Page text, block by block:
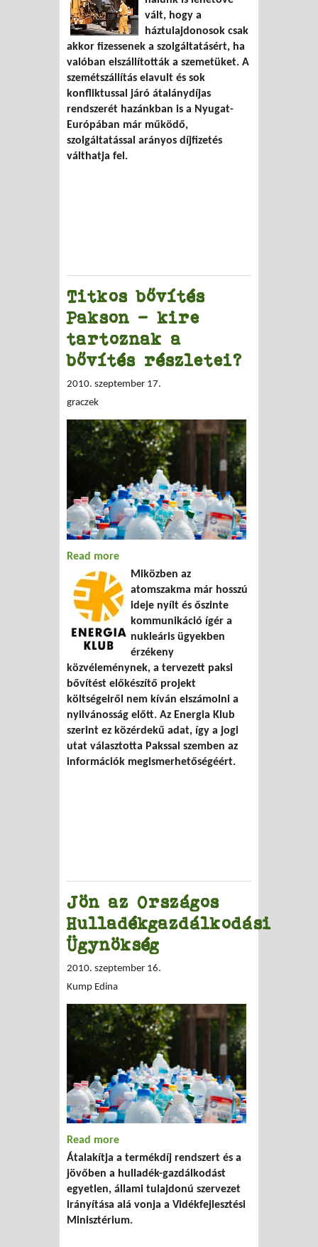
vált, hogy a
háztulajdonosok csak
akkor fizessenek a szolgáltatásért, ha
valóban elszállították a szemetüket. A
szemétszállítás elavult és sok
konfliktussal járó átalánydíjas
rendszerét hazánkban is a Nyugat-
Európában már működő,
szolgáltatással arányos díjfizetés
válthatja fel.
Titkos bővítés
Pakson – kire
tartoznak a
bővítés részletei?
2010. szeptember 17.
graczek
Read more
tartoznak a bővítés részletei?
Miközben az
atomszakma már hosszú
ideje nyílt és őszinte
kommunikáció ígér a
nukleáris ügyekben
érzékeny
közvéleménynek, a tervezett paksi
bővítést előkészítő projekt
költségeiről nem kíván elszámolni a
nyilvánosság előtt. Az Energia Klub
szerint ez közérdekű adat, így a jogi
utat választotta Pakssal szemben az
információk megismerhetőségéért.
Jön az Országos
Hulladékgazdálkodási
Ügynökség
2010. szeptember 16.
Kump Edina
Read more
Hulladékgazdálkodási Ügynökség
Átalakítja a termékdíj rendszert és a
jövőben a hulladék-gazdálkodást
egyetlen, állami tulajdonú szervezet
irányítása alá vonja a Vidékfejlesztési
Minisztérium.